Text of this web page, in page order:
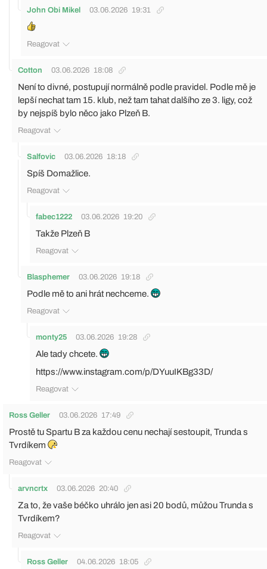
John Obi Mikel 03.06.2026 19:31
Reagovat
Cotton 03.06.2026 18:08
Není to divné, postupují normálně podle pravidel. Podle mě je
lepší nechat tam 15. klub, než tam tahat dalšího ze 3. ligy, což
by nejspíš bylo něco jako Plzeň B.
Reagovat
Salfovic 03.06.2026 18:18
Spíš Domažlice.
Reagovat
fabec1222 03.06.2026 19:20
Takže Plzeň B
Reagovat
Blasphemer 03.06.2026 19:18
Podle mě to ani hrát nechceme.
Reagovat
monty25 03.06.2026 19:28
Ale tady chcete.
https://www.instagram.com/p/DYuuIKBg33D/
Reagovat
Ross Geller 03.06.2026 17:49
Prostě tu Spartu B za každou cenu nechají sestoupit, Trunda s
Tvrdíkem
Reagovat
arvncrtx 03.06.2026 20:40
Za to, že vaše béčko uhrálo jen asi 20 bodů, můžou Trunda s
Tvrdíkem?
Reagovat
Ross Geller 04.06.2026 18:05